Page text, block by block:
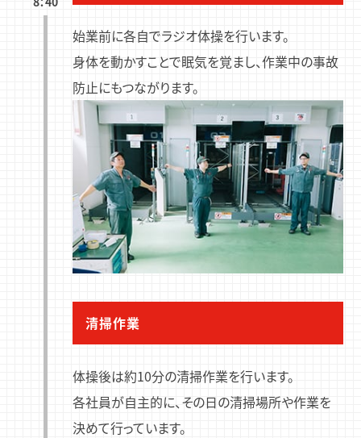
始業前に各自でラジオ体操を行います。
身体を動かすことで眠気を覚まし、作業中の事故
防止にもつながります。
清掃作業
体操後は約10分の清掃作業を行います。
各社員が自主的に、その日の清掃場所や作業を
決めて行っています。